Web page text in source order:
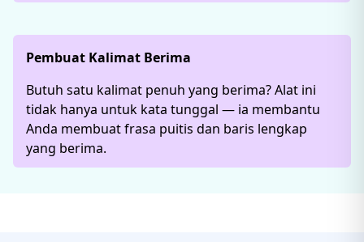
Pembuat Kalimat Berima
Butuh satu kalimat penuh yang berima? Alat ini
tidak hanya untuk kata tunggal — ia membantu
Anda membuat frasa puitis dan baris lengkap
yang berima.